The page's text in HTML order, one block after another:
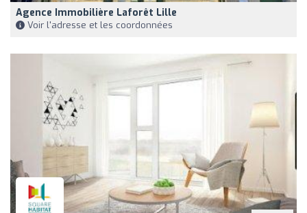
Agence Immobilière Laforêt Lille
Voir l'adresse et les coordonnées